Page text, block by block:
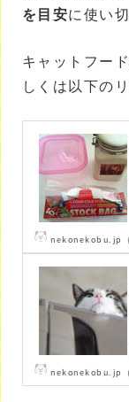
を目安に使い
キャットフー
しくは以下の
nekonekobu.jp（
nekonekobu.jp（